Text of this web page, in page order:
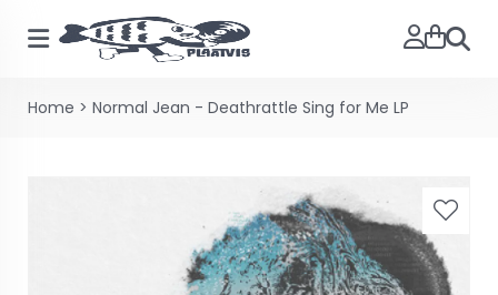
Home > Normal Jean - Deathrattle Sing for Me LP